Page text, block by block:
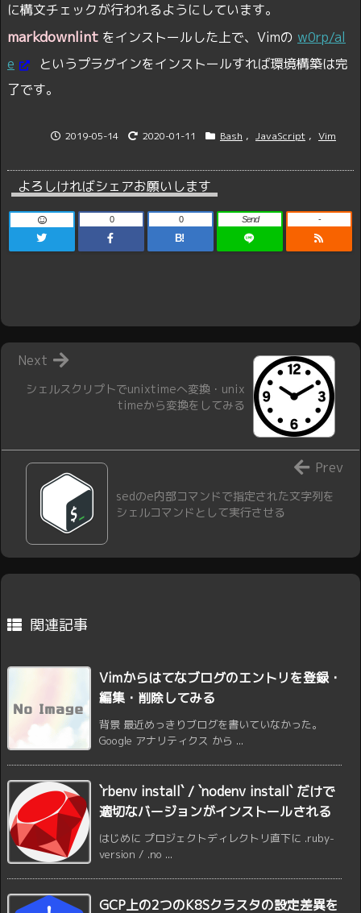
に構文チェックが行われるようにしています。
markdownlint をインストールした上で、Vimの w0rp/al
e
というプラグインをインストールすれば環境構築は完
了です。
2019-05-14 2020-01-11 Bash , JavaScript , Vim
よろしければシェアお願いします
0
B!
0 Send -
シェルスクリプトでunixtimeへ変換・unix
timeから変換をしてみる
Next
sedのe内部コマンドで指定された文字列を
シェルコマンドとして実行させる
Prev
関連記事
Vimからはてなブログのエントリを登録・
編集・削除してみる
背景 最近めっきりブログを書いていなかった。
Google アナリティクス から ...
`rbenv install` / `nodenv install` だけで
適切なバージョンがインストールされる
はじめに プロジェクトディレクトリ直下に .ruby-
version / .no ...
GCP上の2つのK8Sクラスタの設定差異を